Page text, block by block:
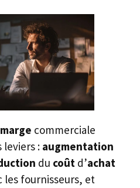
marge commerciale
leviers : augmentation
du coût d’achat
les fournisseurs, et